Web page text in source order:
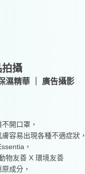
攝
濕精華 ｜ 廣告攝影
開口罩，
容易出現各種不適症狀，
，
物友善 X 環境友善
成分，